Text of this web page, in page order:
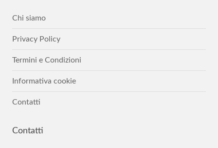
Chi siamo
Privacy Policy
Termini e Condizioni
Informativa cookie
Contatti
Contatti